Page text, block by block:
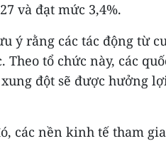
và đạt mức 3,4%.
ý rằng các tác động từ
Theo tổ chức này, các
đột sẽ được hưởng
các nền kinh tế tham